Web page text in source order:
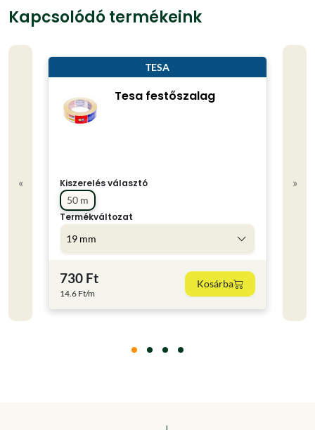
Kapcsolódó termékeink
«
TESA
Tesa festőszalag
Kiszerelés választó
50 m
Termékváltozat
19 mm
730 Ft
14.6 Ft/m
Kosárba
»